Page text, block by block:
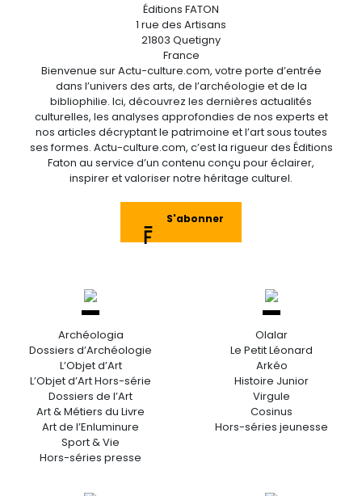
Éditions FATON
1 rue des Artisans
21803 Quetigny
France
Bienvenue sur Actu-culture.com, votre porte d’entrée
dans l’univers des arts, de l’archéologie et de la
bibliophilie. Ici, découvrez les dernières actualités
culturelles, les analyses approfondies de nos experts et
nos articles décryptant le patrimoine et l’art sous toutes
ses formes. Actu-culture.com, c’est la rigueur des Éditions
Faton au service d’un contenu conçu pour éclairer,
inspirer et valoriser notre héritage culturel.
S'abonner
Archéologia
Dossiers d’Archéologie
L’Objet d’Art
L’Objet d’Art Hors-série
Dossiers de l’Art
Art & Métiers du Livre
Art de l’Enluminure
Sport & Vie
Hors-séries presse
Olalar
Le Petit Léonard
Arkéo
Histoire Junior
Virgule
Cosinus
Hors-séries jeunesse